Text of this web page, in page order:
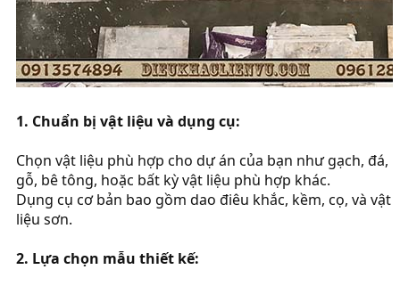
1. Chuẩn bị vật liệu và dụng cụ:
Chọn vật liệu phù hợp cho dự án của bạn như gạch, đá,
gỗ, bê tông, hoặc bất kỳ vật liệu phù hợp khác.
Dụng cụ cơ bản bao gồm dao điêu khắc, kềm, cọ, và vật
liệu sơn.
2. Lựa chọn mẫu thiết kế: